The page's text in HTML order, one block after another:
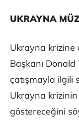
UKRAYNA
Ukrayna krizine
Başkanı Donald
çatışmayla ilgili
Ukrayna
göstereceğini